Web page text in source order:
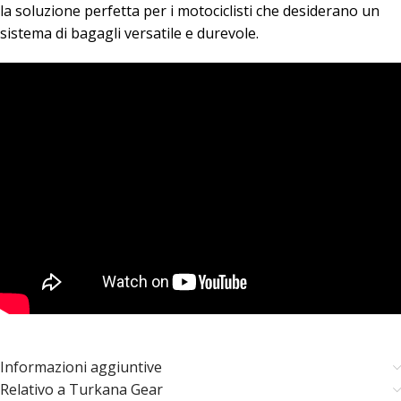
la soluzione perfetta per i motociclisti che desiderano un
sistema di bagagli versatile e durevole.
Informazioni aggiuntive
Relativo a Turkana Gear